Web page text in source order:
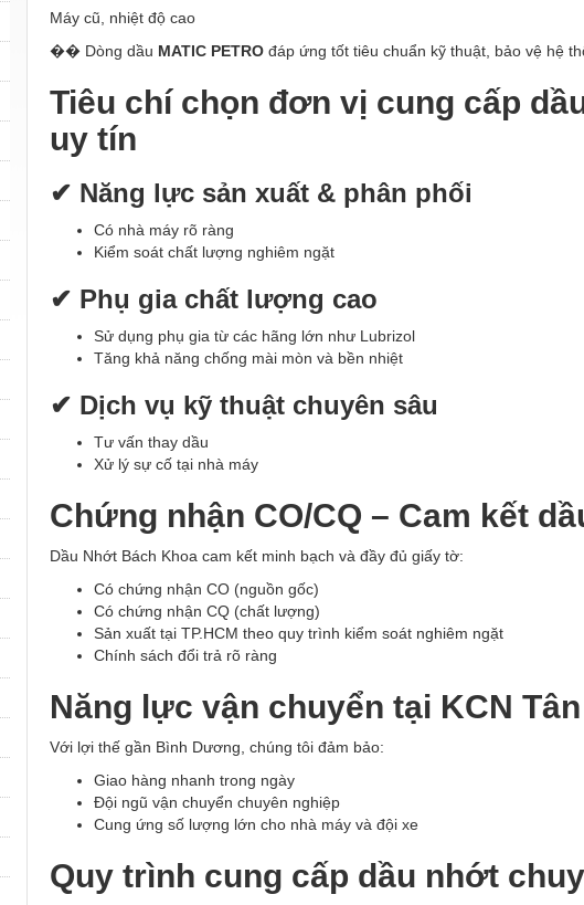
Máy cũ, nhiệt độ cao
�� Dòng dầu MATIC PETRO đáp ứng tốt tiêu chuẩn kỹ thuật, bảo vệ hệ
Tiêu chí chọn đơn vị cung cấp
uy tín
✔ Năng lực sản xuất & phân phối
Có nhà máy rõ ràng
Kiểm soát chất lượng nghiêm ngặt
✔ Phụ gia chất lượng cao
Sử dụng phụ gia từ các hãng lớn như Lubrizol
Tăng khả năng chống mài mòn và bền nhiệt
✔ Dịch vụ kỹ thuật chuyên sâu
Tư vấn thay dầu
Xử lý sự cố tại nhà máy
Chứng nhận CO/CQ – Cam kết
Dầu Nhớt Bách Khoa cam kết minh bạch và đầy đủ giấy tờ:
Có chứng nhận CO (nguồn gốc)
Có chứng nhận CQ (chất lượng)
Sản xuất tại TP.HCM theo quy trình kiểm soát nghiêm ngặt
Chính sách đổi trả rõ ràng
Năng lực vận chuyển tại KCN
Với lợi thế gần Bình Dương, chúng tôi đảm bảo:
Giao hàng nhanh trong ngày
Đội ngũ vận chuyển chuyên nghiệp
Cung ứng số lượng lớn cho nhà máy và đội xe
Quy trình cung cấp dầu nhớt